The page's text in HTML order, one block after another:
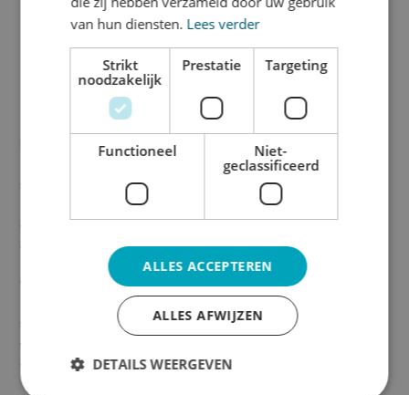
Backlitdoek is een speciaal materiaal ontworpen voor gebruik in
lichtbakken, zelfs voor zeer grote lichtbakken, aangezien de
maximale printbreedte 494 cm is. Dit materiaal heeft uitstekende
lichtdoorlatendheid, wat resulteert in een gelijkmatig verlichte
print wanneer het in een lichtbak wordt geplaatst.
Dubbele inktlaag
Het doek wordt voorzien van een 200% fullcolor print, wat zorgt
voor krachtige en levendige kleuren, ideaal voor gebruik in
lichtbak toepassingen. Het is belangrijk op te merken dat
wanneer het doek niet verlicht wordt, de print donkerder lijkt
vanwege de dubbele inktlaag.
Geschikt voor binnen en buiten
Backlitdoek is geschikt voor zowel binnen- als buitengebruik
vanwege de PVC-materiaaleigenschappen, waardoor het doek
waterafstotend is en bestand is tegen verschillende
weersomstandigheden.
van hun diensten. Lees verder
Strikt
noodzakelijk
Prestatie Targeting
Functioneel
Niet-
geclassificeerd
ALLES ACCEPTEREN
ALLES AFWIJZEN
DETAILS WEERGEVEN